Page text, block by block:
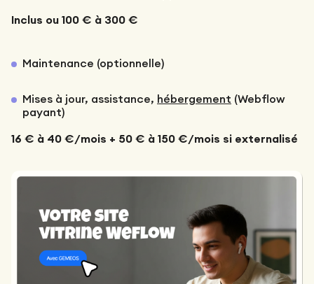
Inclus ou 100 € à 300 €
Maintenance (optionnelle)
Mises à jour, assistance, hébergement (Webflow
payant)
16 € à 40 €/mois + 50 € à 150 €/mois si externalisé